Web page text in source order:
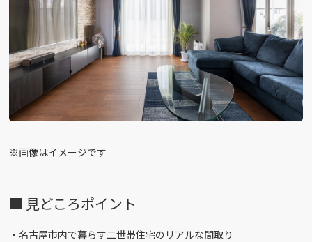
※画像はイメージです
■ 見どころポイント
・名古屋市内で暮らす二世帯住宅のリアルな間取り